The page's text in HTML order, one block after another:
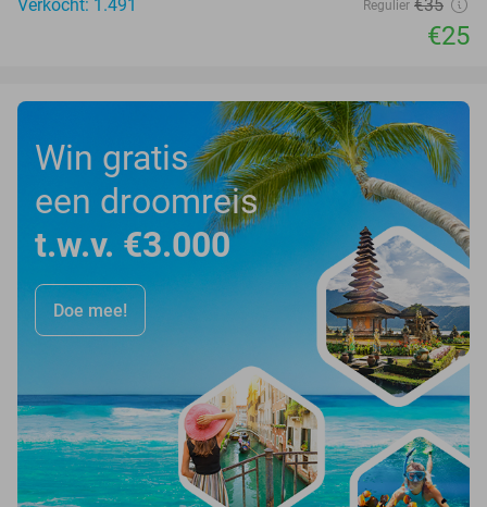
Verkocht: 1.491 Regulier €35
€25
Win gratis
een droomreis
t.w.v. €3.000
Doe mee!